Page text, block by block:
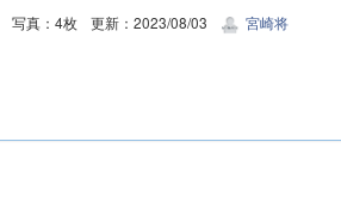
写真：4枚 更新：2023/08/03 宮崎将